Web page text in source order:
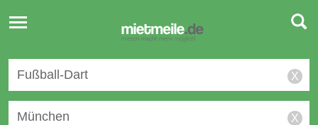
Toggle
navigation
X
X